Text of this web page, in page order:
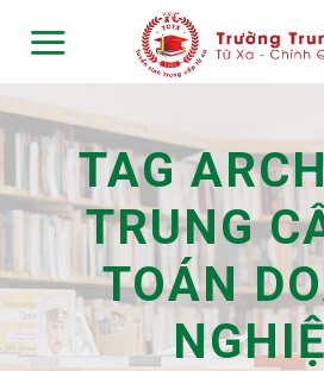
TAG
TRUNG
TOÁN